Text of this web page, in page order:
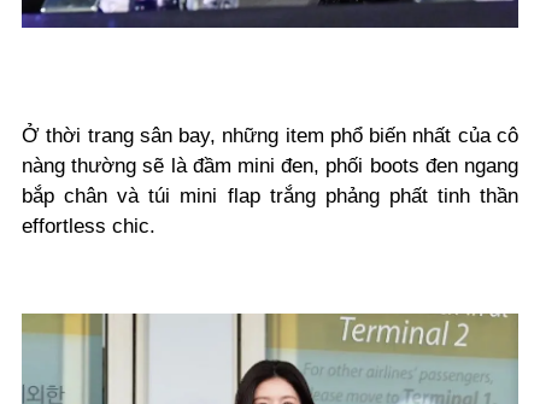
Ở thời trang sân bay, những item phổ biến nhất của cô
nàng thường sẽ là đầm mini đen, phối boots đen ngang
bắp chân và túi mini flap trắng phảng phất tinh thần
effortless chic.